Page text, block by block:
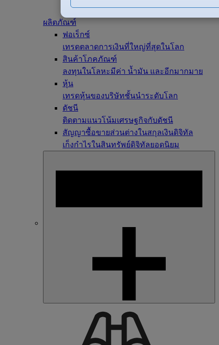
ผลิตภัณฑ์
ฟอเร็กซ์
เทรดตลาดการเงินที่ใหญ่ที่สุดในโลก
สินค้าโภคภัณฑ์
ลงทุนในโลหะมีค่า น้ำมัน และอีกมากมาย
หุ้น
เทรดหุ้นของบริษัทชั้นนำระดับโลก
ดัชนี
ติดตามแนวโน้มเศรษฐกิจกับดัชนี
สัญญาซื้อขายส่วนต่างในสกุลเงินดิจิทัล
เก็งกำไรในสินทรัพย์ดิจิทัลยอดนิยม